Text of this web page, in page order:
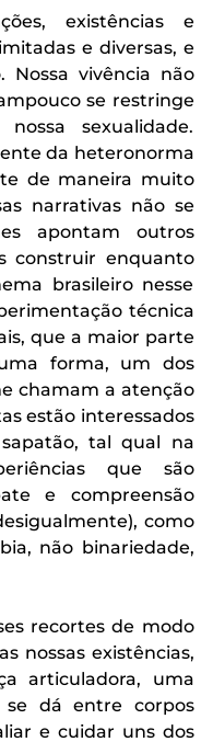
existências e
e diversas, e
Nossa vivência não
se restringe
sexualidade.
da heteronorma
de maneira muito
narrativas não se
apontam outros
construir enquanto
brasileiro nesse
técnica
que a maior parte
forma, um dos
chamam a atenção
estão interessados
tal qual na
que são
e compreensão
como
não binariedade,
recortes de modo
nossas existências,
articuladora, uma
política de resistência que se dá entre corpos
e cuidar uns dos